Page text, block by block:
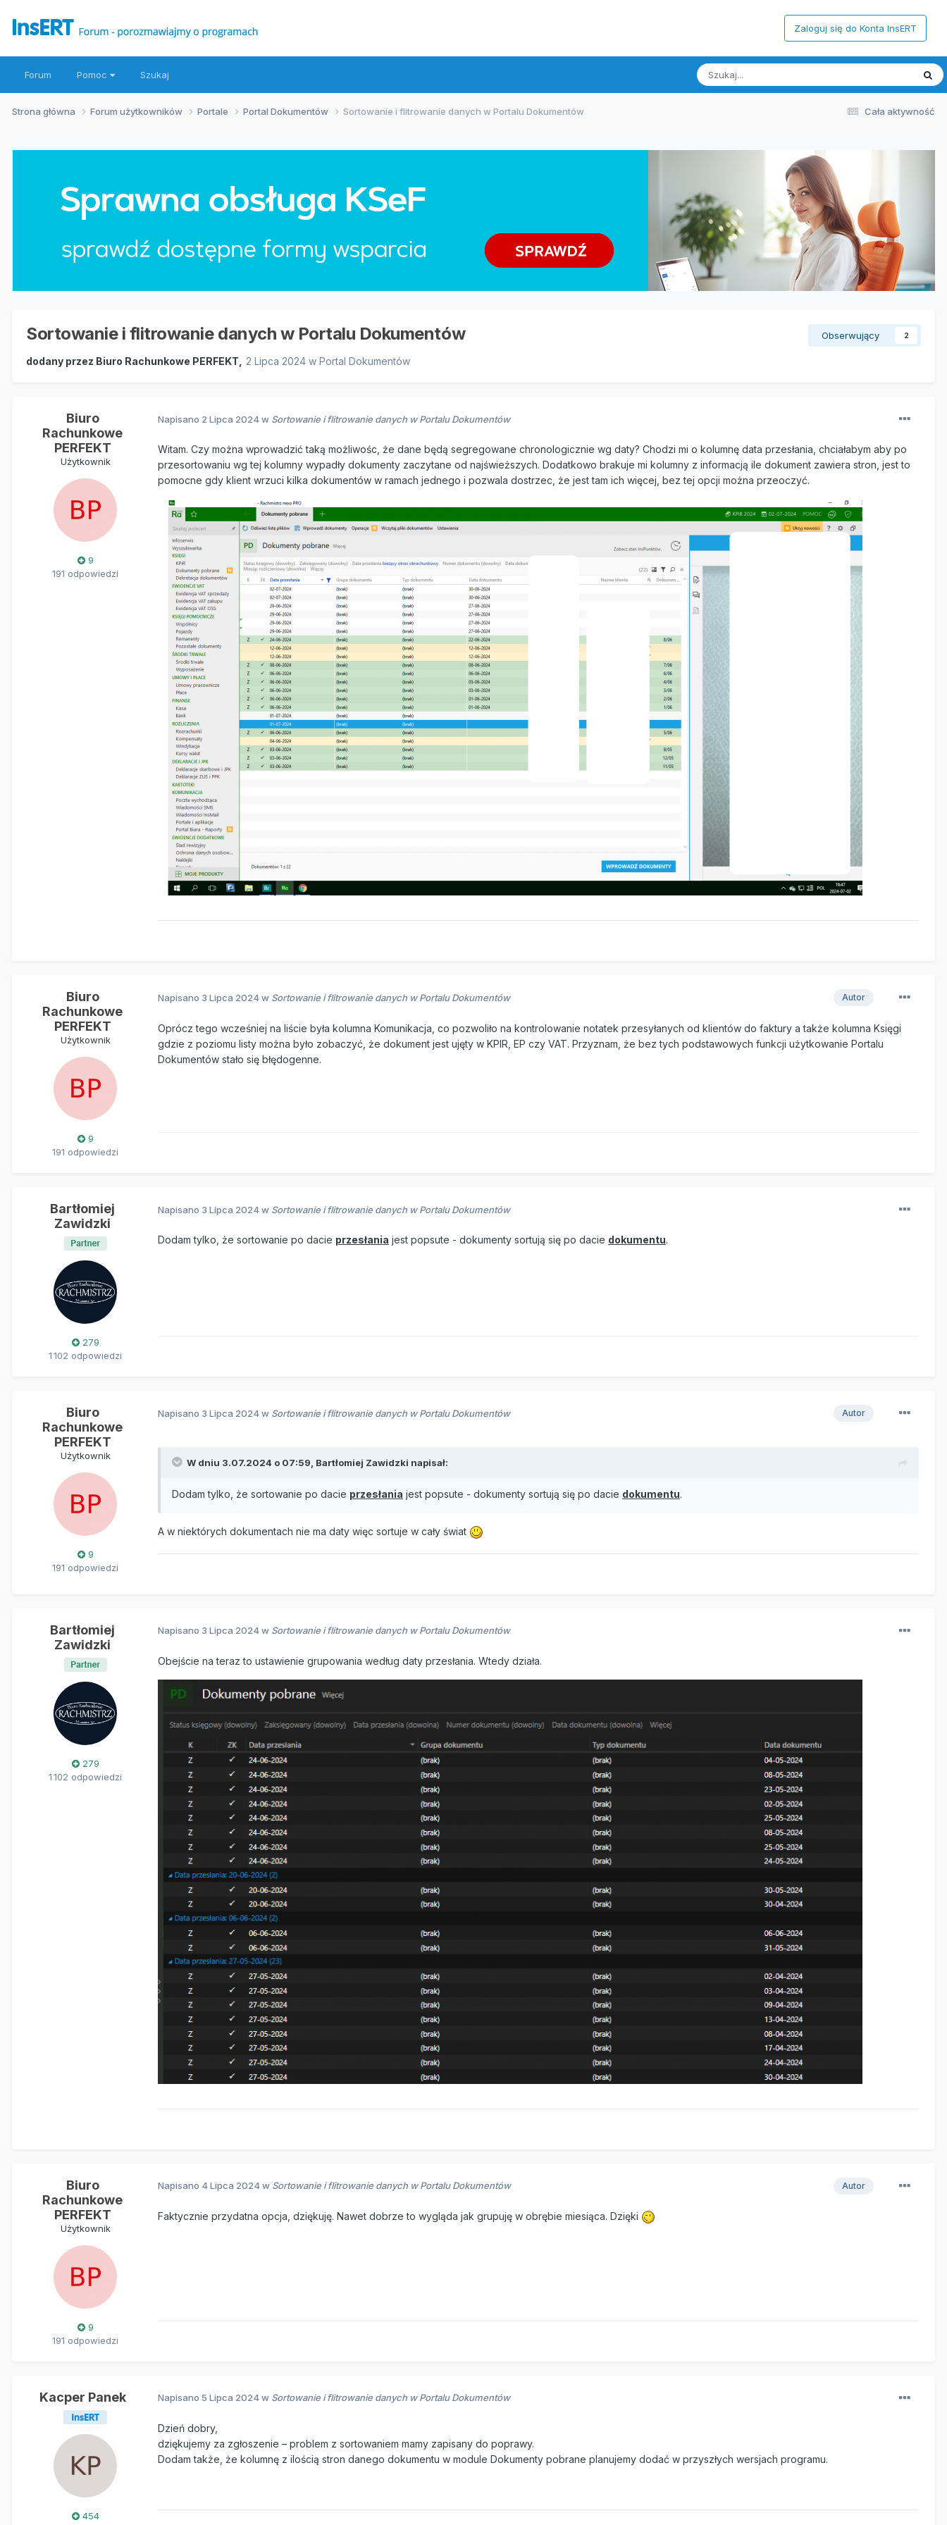
Zaloguj się do Konta InsERT
Forum Pomoc Szukaj
Cała aktywność
Strona główna Forum użytkowników Portale Portal Dokumentów Sortowanie i flitrowanie danych w Portalu Dokumentów
Sortowanie i flitrowanie danych w Portalu Dokumentów Obserwujący 2
dodany przez Biuro Rachunkowe PERFEKT 2 Lipca 2024 w Portal Dokumentów
Biuro
Rachunkowe
PERFEKT
Użytkownik
9
191 odpowiedzi
Napisano 2 Lipca 2024w Sortowanie i flitrowanie danych w Portalu Dokumentów
Witam. Czy można wprowadzić taką możliwośc, że dane będą segregowane chronologicznie wg daty? Chodzi mi o kolumnę data przesłania, chciałabym aby po
przesortowaniu wg tej kolumny wypadły dokumenty zaczytane od najświeższych. Dodatkowo brakuje mi kolumny z informacją ile dokument zawiera stron, jest to
pomocne gdy klient wrzuci kilka dokumentów w ramach jednego i pozwala dostrzec, że jest tam ich więcej, bez tej opcji można przeoczyć.
Biuro
Rachunkowe
PERFEKT
Użytkownik
9
191 odpowiedzi
Autor
Napisano 3 Lipca 2024w Sortowanie i flitrowanie danych w Portalu Dokumentów
Oprócz tego wcześniej na liście była kolumna Komunikacja, co pozwoliło na kontrolowanie notatek przesyłanych od klientów do faktury a także kolumna Księgi
gdzie z poziomu listy można było zobaczyć, że dokument jest ujęty w KPIR, EP czy VAT. Przyznam, że bez tych podstawowych funkcji użytkowanie Portalu
Dokumentów stało się błędogenne.
Bartłomiej
Zawidzki
279
1 102 odpowiedzi
Napisano 3 Lipca 2024w Sortowanie i flitrowanie danych w Portalu Dokumentów
Dodam tylko, że sortowanie po dacie przesłania jest popsute - dokumenty sortują się po dacie dokumentu.
Biuro
Rachunkowe
PERFEKT
Użytkownik
9
191 odpowiedzi
Autor
Napisano 3 Lipca 2024w Sortowanie i flitrowanie danych w Portalu Dokumentów
W dniu 3.07.2024 o 07:59, Bartłomiej Zawidzki napisał:
Dodam tylko, że sortowanie po dacie przesłania jest popsute - dokumenty sortują się po dacie dokumentu.
A w niektórych dokumentach nie ma daty więc sortuje w cały świat
Bartłomiej
Zawidzki
279
1 102 odpowiedzi
Napisano 3 Lipca 2024w Sortowanie i flitrowanie danych w Portalu Dokumentów
Obejście na teraz to ustawienie grupowania według daty przesłania. Wtedy działa.
Biuro
Rachunkowe
PERFEKT
Użytkownik
9
191 odpowiedzi
Autor
Napisano 4 Lipca 2024w Sortowanie i flitrowanie danych w Portalu Dokumentów
Faktycznie przydatna opcja, dziękuję. Nawet dobrze to wygląda jak grupuję w obrębie miesiąca. Dzięki
Kacper Panek
454
Napisano 5 Lipca 2024w Sortowanie i flitrowanie danych w Portalu Dokumentów
Dzień dobry,
dziękujemy za zgłoszenie – problem z sortowaniem mamy zapisany do poprawy.
Dodam także, że kolumnę z ilością stron danego dokumentu w module Dokumenty pobrane planujemy dodać w przyszłych wersjach programu.